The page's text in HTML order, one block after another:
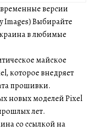
версии
Images) Выбирайте
в любимые
майское
которое внедряет
прошивки.
новых моделей Pixel
лет.
со ссылкой на